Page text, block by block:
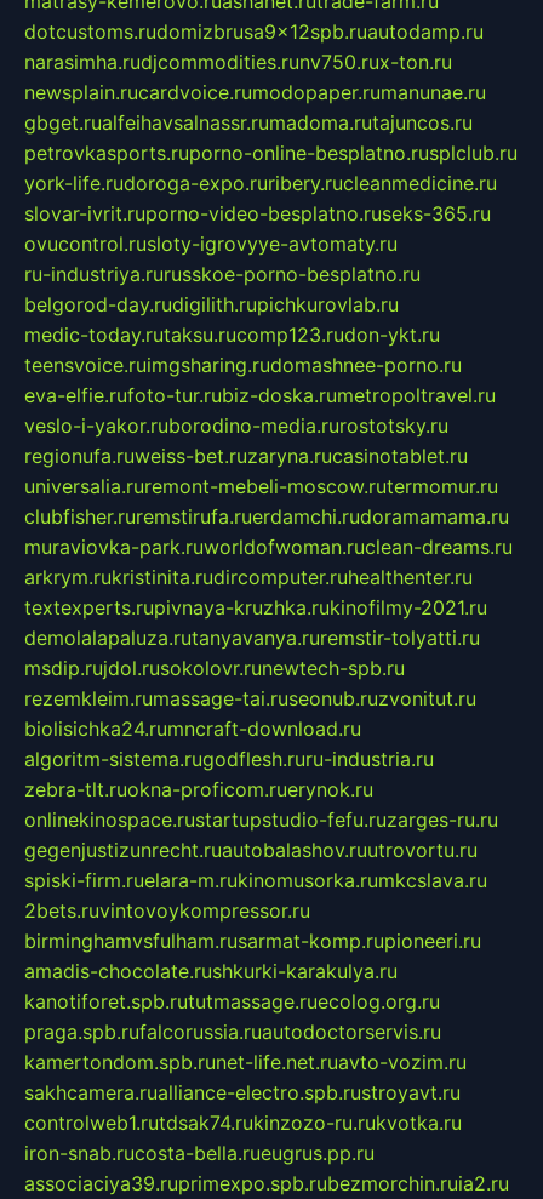
dotcustoms.rudomizbrusa9x12spb.ruautodamp.ru
narasimha.rudjcommodities.runv750.rux-ton.ru
newsplain.rucardvoice.rumodopaper.rumanunae.ru
gbget.rualfeihavsalnassr.rumadoma.rutajuncos.ru
petrovkasports.ruporno-online-besplatno.rusplclub.ru
york-life.rudoroga-expo.ruribery.rucleanmedicine.ru
slovar-ivrit.ruporno-video-besplatno.ruseks-365.ru
ovucontrol.rusloty-igrovyye-avtomaty.ru
ru-industriya.rurusskoe-porno-besplatno.ru
belgorod-day.rudigilith.rupichkurovlab.ru
medic-today.rutaksu.rucomp123.rudon-ykt.ru
teensvoice.ruimgsharing.rudomashnee-porno.ru
eva-elfie.rufoto-tur.rubiz-doska.rumetropoltravel.ru
veslo-i-yakor.ruborodino-media.rurostotsky.ru
regionufa.ruweiss-bet.ruzaryna.rucasinotablet.ru
universalia.ruremont-mebeli-moscow.rutermomur.ru
clubfisher.ruremstirufa.ruerdamchi.rudoramamama.ru
muraviovka-park.ruworldofwoman.ruclean-dreams.ru
arkrym.rukristinita.rudircomputer.ruhealthenter.ru
textexperts.rupivnaya-kruzhka.rukinofilmy-2021.ru
demolalapaluza.rutanyavanya.ruremstir-tolyatti.ru
msdip.rujdol.rusokolovr.runewtech-spb.ru
rezemkleim.rumassage-tai.ruseonub.ruzvonitut.ru
biolisichka24.rumncraft-download.ru
algoritm-sistema.rugodflesh.ruru-industria.ru
zebra-tlt.ruokna-proficom.ruerynok.ru
onlinekinospace.rustartupstudio-fefu.ruzarges-ru.ru
gegenjustizunrecht.ruautobalashov.ruutrovortu.ru
spiski-firm.ruelara-m.rukinomusorka.rumkcslava.ru
2bets.ruvintovoykompressor.ru
birminghamvsfulham.rusarmat-komp.rupioneeri.ru
amadis-chocolate.rushkurki-karakulya.ru
kanotiforet.spb.rututmassage.ruecolog.org.ru
praga.spb.rufalcorussia.ruautodoctorservis.ru
kamertondom.spb.runet-life.net.ruavto-vozim.ru
sakhcamera.rualliance-electro.spb.rustroyavt.ru
controlweb1.rutdsak74.rukinzozo-ru.rukvotka.ru
iron-snab.rucosta-bella.rueugrus.pp.ru
associaciya39.ruprimexpo.spb.rubezmorchin.ruia2.ru